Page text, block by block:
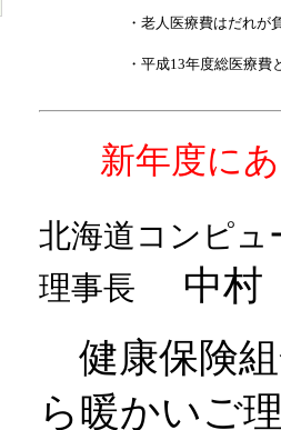
・老人医療費はだれが
・平成13年度総医療
新年度に
北海道コンピュ
理事長
中
健康保険組
ら暖かいご